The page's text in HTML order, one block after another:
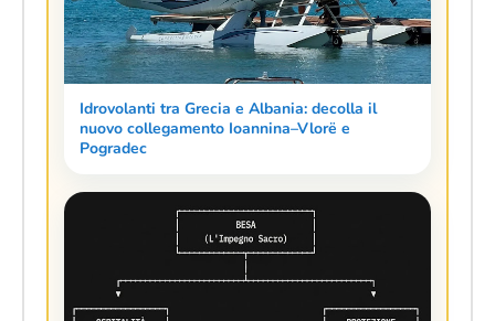
Idrovolanti tra Grecia e Albania: decolla il
nuovo collegamento Ioannina–Vlorë e
Pogradec